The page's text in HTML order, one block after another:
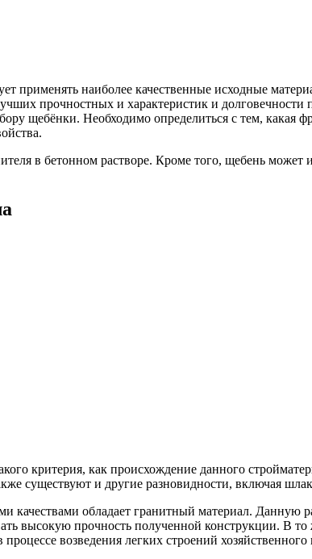
применять наиболее качественные исходные
прочностных и характеристик и долговечности
щебёнки. Необходимо определиться с тем, какая
в бетонном растворе. Кроме того, щебень может
критерия, как происхождение данного
существуют и другие разновидности, включая
обладает гранитный материал. Данную
высокую прочность полученной конструкции. В
возведения легких строений хозяйственного